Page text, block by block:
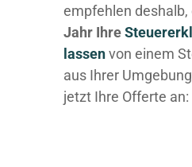
empfehlen deshalb,
Jahr Ihre
lassenvon einem
aus Ihrer
jetzt Ihre Offerte an: